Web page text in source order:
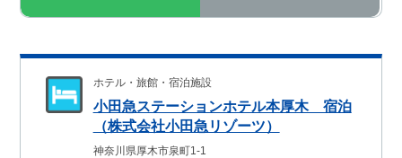
ホテル・旅館・宿泊施設
小田急ステーションホテル本厚木 宿泊
（株式会社小田急リゾーツ）
神奈川県厚木市泉町1-1